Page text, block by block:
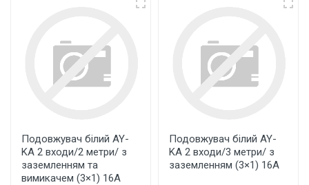
Подовжувач білий AY-
KA 2 входи/2 метри/ з
заземленням та
вимикачем (3×1) 16А
Подовжувач білий AY-
KA 2 входи/3 метри/ з
заземленням (3×1) 16А